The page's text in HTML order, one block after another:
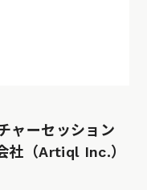
ャーセッション
社（Artiql Inc.）